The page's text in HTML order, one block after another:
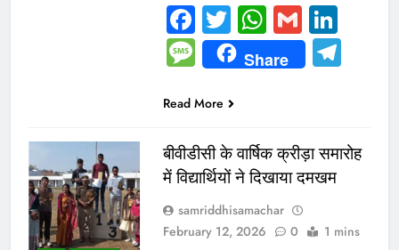
Facebook
TwitterGmail
Message
Share
Read More
बीवीडीसी के वार्षिक क्रीड़ा समारोह
में विद्यार्थियों ने दिखाया दमखम
samriddhisamachar
February 12, 2026
0 1 mins